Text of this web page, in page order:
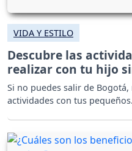
VIDA Y ESTILO
Descubre las
realizar con tu hijo
Si no puedes salir de
actividades con tus pequeños.